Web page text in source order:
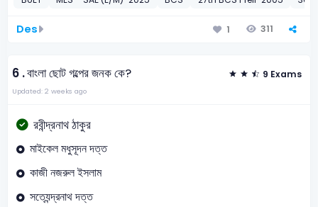
Des 1 311
6 .বাংলা ছোট গল্পের জনক কে? 9 Exams
Updated: 2 weeks ago
রবীন্দ্রনাথ ঠাকুর
মাইকেল মধুসূদন দত্ত
কাজী নজরুল ইসলাম
সত্যেন্দ্রনাথ দত্ত